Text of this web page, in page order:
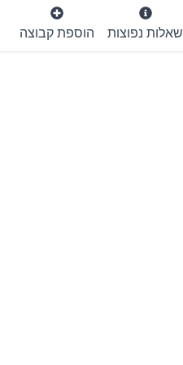
שאלות נפוצות הוספת קבוצה